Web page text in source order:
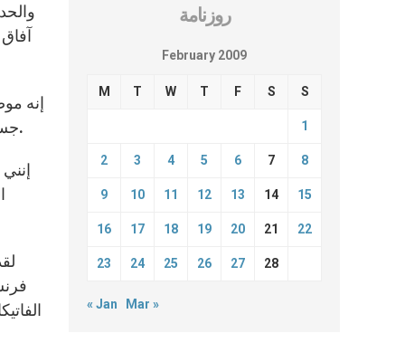
إنه
جسور بين الكنائس المحلية وروما لأنه يشكل الرسالة الأساسية لوسائل الكرسي الرسولي التي عملت فيها طيلة 18 عاماً.
روزنامة
February 2009
M T W T F S S
1
2 3 4 5 6 7 8
9 10 11 12 13 14 15
16 17 18 19 20 21 22
23 24 25 26 27 28
« Jan Mar »